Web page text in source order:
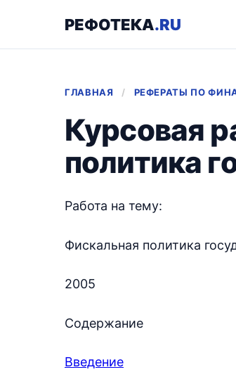
РЕФОТЕКА.RU
ГЛАВНАЯ / РЕФЕРАТЫ ПО
Курсовая
политика
Работа на тему:
Фискальная политика
2005
Содержание
Введение